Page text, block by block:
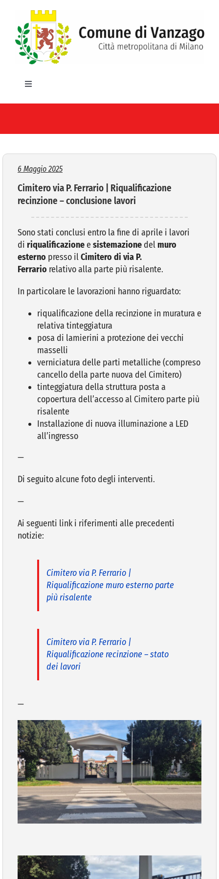
contenuto
Toggle
IL COMUNE
SERVIZI E UTILITA’
AREE TEMATICHE
VIVERE VANZAGO
COMUNICAZIONE
6 Maggio 2025
Cimitero via P. Ferrario | Riqualificazione
recinzione – conclusione lavori
Sono stati conclusi entro la fine di aprile i lavori
di riqualificazionee sistemazione del muro
esterno presso ilCimitero di via P.
Ferrario relativo alla parte più risalente.
In particolare le lavorazioni hanno riguardato:
riqualificazione della recinzione in muratura e
relativa tinteggiatura
posa di lamierini a protezione dei vecchi
masselli
verniciatura delle parti metalliche (compreso
cancello della parte nuova del Cimitero)
tinteggiatura della struttura posta a
copoertura dell’accesso al Cimitero parte più
risalente
Installazione di nuova illuminazione a LED
all’ingresso
—
Di seguito alcune foto degli interventi.
—
Ai seguenti link i riferimenti alle precedenti
notizie:
Cimitero via P. Ferrario |
Riqualificazione muro esterno parte
più risalente
Cimitero via P. Ferrario |
Riqualificazione recinzione – stato
dei lavori
—